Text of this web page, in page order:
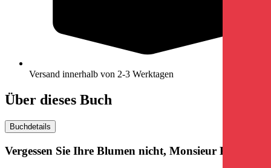
Versand innerhalb von 2-3 Werktagen
Über dieses Buch
Buchdetails
Vergessen Sie Ihre Blumen nicht, ­Monsieur Katz!